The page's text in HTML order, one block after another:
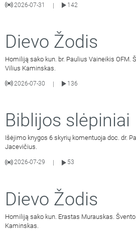
2026-07-31 |
142
Dievo Žodis
Homiliją sako kun. br. Paulius Vaineikis OFM.
Vilius Kaminskas.
2026-07-30 |
136
Biblijos slėpiniai
Išėjimo knygos 6 skyrių komentuoja doc. dr.
Jacevičius.
2026-07-29
53
Dievo Žodis
Homiliją sako kun. Erastas Murauskas.
Kaminskas.